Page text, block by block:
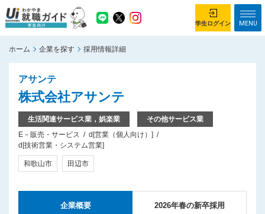
ホーム
がっつり就業体験コース ちょこっと仕事体験コース
イベント情報 はじめて利用する方へ
お知らせ
がっつり就業体験コース トップ
学生ログイン MENU
ホーム 企業を探す 採用情報詳細
アサンテ
株式会社アサンテ
生活関連サービス業，娯楽業
その他サービス業
E－販売・サービス
d[営業（個人向け）]
d[技術営業・システム営業]
和歌山市 田辺市
企業概要 2026年春の新卒採用